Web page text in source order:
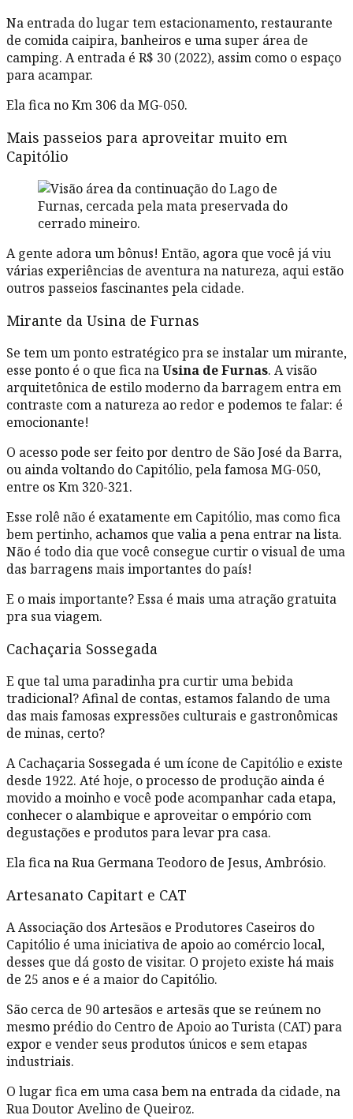
Na entrada do lugar tem estacionamento, restaurante
de comida caipira, banheiros e uma super área de
camping. A entrada é R$ 30 (2022), assim como o espaço
para acampar.
Ela fica no Km 306 da MG-050.
Mais passeios para aproveitar muito em
Capitólio
A gente adora um bônus! Então, agora que você já viu
várias experiências de aventura na natureza, aqui estão
outros passeios fascinantes pela cidade.
Mirante da Usina de Furnas
Se tem um ponto estratégico pra se instalar um mirante,
esse ponto é o que fica naUsina de Furnas. A visão
arquitetônica de estilo moderno da barragem entra em
contraste com a natureza ao redor e podemos te falar: é
emocionante!
O acesso pode ser feito por dentro de São José da Barra,
ou ainda voltando do Capitólio, pela famosa MG-050,
entre os Km 320-321.
Esse rolê não é exatamente em Capitólio, mas como fica
bem pertinho, achamos que valia a pena entrar na lista.
Não é todo dia que você consegue curtir o visual de uma
das barragens mais importantes do país!
E o mais importante? Essa é mais uma atração gratuita
pra sua viagem.
Cachaçaria Sossegada
E que tal uma paradinha pra curtir uma bebida
tradicional? Afinal de contas, estamos falando de uma
das mais famosas expressões culturais e gastronômicas
de minas, certo?
A Cachaçaria Sossegada é um ícone de Capitólio e existe
desde 1922. Até hoje, o processo de produção ainda é
movido a moinho e você pode acompanhar cada etapa,
conhecer o alambique e aproveitar o empório com
degustações e produtos para levar pra casa.
Ela fica na Rua Germana Teodoro de Jesus, Ambrósio.
Artesanato Capitart e CAT
A Associação dos Artesãos e Produtores Caseiros do
Capitólio é uma iniciativa de apoio ao comércio local,
desses que dá gosto de visitar. O projeto existe há mais
de 25 anos e é a maior do Capitólio.
São cerca de 90 artesãos e artesãs que se reúnem no
mesmo prédio do Centro de Apoio ao Turista (CAT) para
expor e vender seus produtos únicos e sem etapas
industriais.
O lugar fica em uma casa bem na entrada da cidade, na
Rua Doutor Avelino de Queiroz.